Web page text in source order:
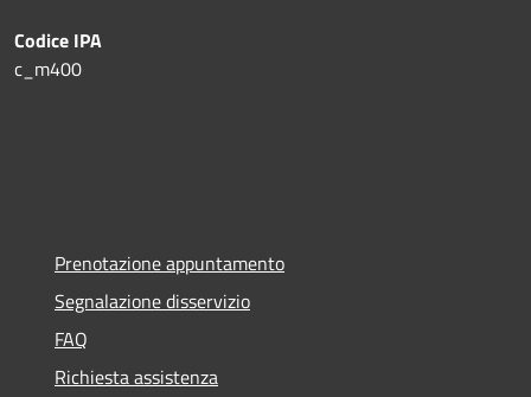
Codice IPA
c_m400
Prenotazione appuntamento
Segnalazione disservizio
FAQ
Richiesta assistenza